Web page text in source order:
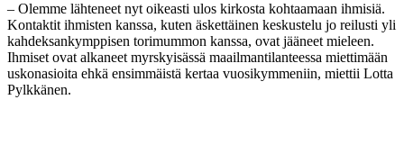
– Olemme lähteneet nyt oikeasti ulos kirkosta kohtaamaan ihmisiä.
Kontaktit ihmisten kanssa, kuten äskettäinen keskustelu jo reilusti yli
kahdeksankymppisen torimummon kanssa, ovat jääneet mieleen.
Ihmiset ovat alkaneet myrskyisässä maailmantilanteessa miettimään
uskonasioita ehkä ensimmäistä kertaa vuosikymmeniin, miettii Lotta
Pylkkänen.